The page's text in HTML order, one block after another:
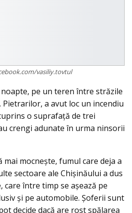
vasiliy.tovtul
pe un teren între străzile
Pietrarilor, a avut loc un incendiu
o suprafață de trei
crengi adunate în urma ninsorii
mai mocneşte, fumul care deja a
sectoare ale Chişinăului a dus
care între timp se aşează pe
şi pe automobile. Şoferii sunt
decide dacă are rost spălarea